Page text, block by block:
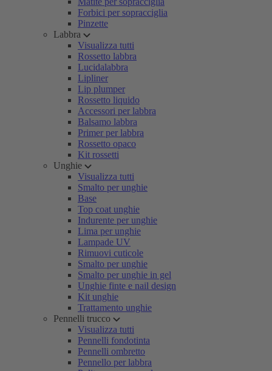
Forbici per sopracciglia
Pinzette
Labbra
Visualizza tutti
Rossetto labbra
Lucidalabbra
Lipliner
Lip plumper
Rossetto liquido
Accessori per labbra
Balsamo labbra
Primer per labbra
Rossetto opaco
Kit rossetti
Unghie
Visualizza tutti
Smalto per unghie
Base
Top coat unghie
Indurente per unghie
Lima per unghie
Lampade UV
Rimuovi cuticole
Smalto per unghie
Smalto per unghie in gel
Unghie finte e nail design
Kit unghie
Trattamento unghie
Pennelli trucco
Visualizza tutti
Pennelli fondotinta
Pennelli ombretto
Pennello per labbra